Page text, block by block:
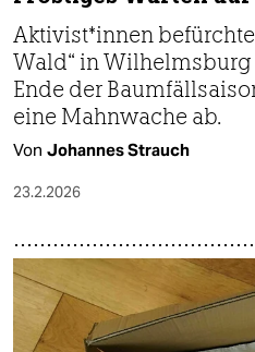
Ak­ti­vis­t*in­nen
Wald“ in
Ende der
eine Mahnwache ab.
Von Johannes Strauch
23.2.2026